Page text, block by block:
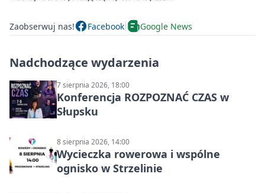
Zaobserwuj nas! Facebook Google News
Nadchodzące wydarzenia
7 sierpnia 2026, 18:00
Konferencja ROZPOZNAĆ CZAS w
Słupsku
8 sierpnia 2026, 14:00
Wycieczka rowerowa i wspólne
ognisko w Strzelinie